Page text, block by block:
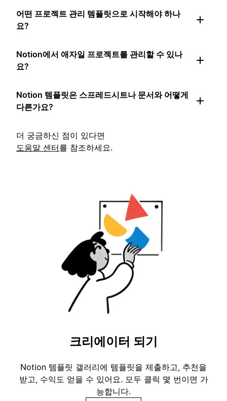
어떤 프로젝트 관리 템플릿으로 시작해야 하나
요?
Notion에서 애자일 프로젝트를 관리할 수 있나
요?
Notion 템플릿은 스프레드시트나 문서와 어떻게
다른가요?
더 궁금하신 점이 있다면
도움말 센터를 참조하세요.
크리에이터 되기
Notion 템플릿 갤러리에 템플릿을 제출하고, 추천을
받고, 수익도 얻을 수 있어요. 모두 클릭 몇 번이면 가
능합니다.